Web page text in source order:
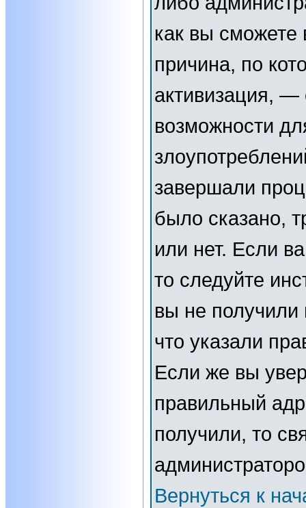
как вы сможете
причина, по
активизация,
возможности
завершали
было сказано,
или нет. Если
то следуйте
вы не получили
что указали
Если же вы
правильный
получили, то
Вернуться к